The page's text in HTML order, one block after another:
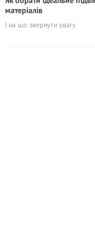
матеріалів
І на що звернути увагу